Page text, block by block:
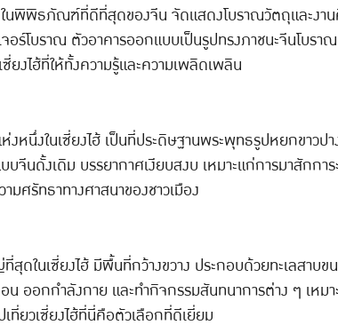
พิพิธภัณฑ์ที่ดีที่สุดของจีน จัดแสดงโบราณวัตถุและงา
ร์โบราณ ตัวอาคารออกแบบเป็นรูปทรงภาชนะจีนโบรา
งไฮ้ที่ให้ทั้งความรู้และความเพลิดเพลิน
นึ่งในเซี่ยงไฮ้ เป็นที่ประดิษฐานพระพุทธรูปหยกขาว
จีนดั้งเดิม บรรยากาศเงียบสงบ เหมาะแก่การมาสักก
มศรัทธาทางศาสนาของชาวเมือง
ดในเซี่ยงไฮ้ มีพื้นที่กว้างขวาง ประกอบด้วยทะเลส
น ออกกำลังกาย และทำกิจกรรมสันทนาการต่าง ๆ เห
ที่ยวเซี่ยงไฮ้ที่นี่คือตัวเลือกที่ดีเยี่ยม